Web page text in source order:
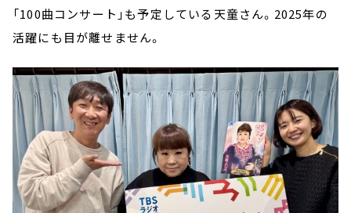
「100曲コンサート」も予定している天童さん。2025年の
活躍にも目が離せません。